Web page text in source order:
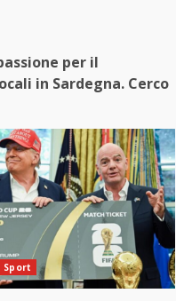
per il
in Sardegna. Cerco
Sport